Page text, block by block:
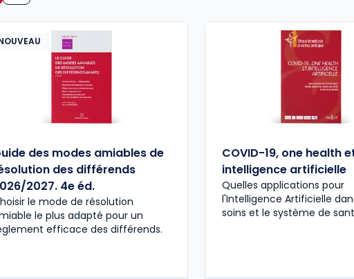
des modes amiables de
des différends
2027. 4e éd.
le mode de résolution
le plus adapté pour un
efficace des différends.
COVID-19, one health
intelligence artificielle
Quelles applications pour
l'Intelligence Artificielle
soins et le système de